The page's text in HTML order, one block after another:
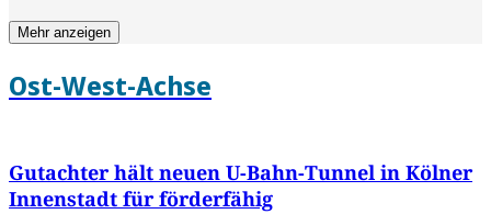
Mehr anzeigen
Ost-West-Achse
Gutachter hält neuen U-Bahn-Tunnel in Kölner
Innenstadt für förderfähig